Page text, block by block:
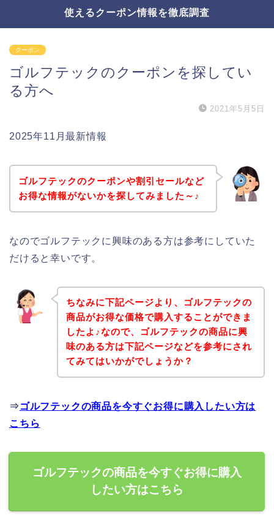
使えるクーポン情報を徹底調査
クーポン
ゴルフテックのクーポンを探してい
る方へ
2021年5月5日
2025年11月最新情報
ゴルフテックのクーポンや割引セールなど
お得な情報がないかを探してみました～♪
なのでゴルフテックに興味のある方は参考にしていた
だけると幸いです。
ちなみに下記ページより、ゴルフテックの
商品がお得な価格で購入することができま
したよ♪なので、ゴルフテックの商品に興
味のある方は下記ページなどを参考にされ
てみてはいかがでしょうか？
⇒ ゴルフテックの商品を今すぐお得に購入したい方は
こちら
ゴルフテックの商品を今すぐお得に購入
したい方はこちら